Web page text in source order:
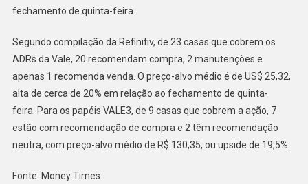
fechamento de quinta-feira.
Segundo compilação da Refinitiv, de 23 casas que cobrem os
ADRs da Vale, 20 recomendam compra, 2 manutenções e
apenas 1 recomenda venda. O preço-alvo médio é de US$ 25,32,
alta de cerca de 20% em relação ao fechamento de quinta-
feira. Para os papéis VALE3, de 9 casas que cobrem a ação, 7
estão com recomendação de compra e 2 têm recomendação
neutra, com preço-alvo médio de R$ 130,35, ou upside de 19,5%.
Fonte: Money Times